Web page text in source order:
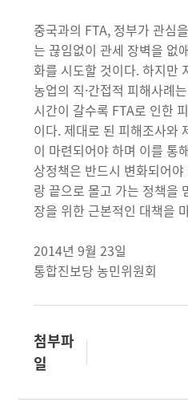
중국과의 FTA, 정부가 관심
는 끊임없이 관세 장벽을 없
화를 시도할 것이다. 하지만
농업의 직·간접적 피해사례
시간이 갈수록 FTA로 인한
이다. 제대로 된 피해조사와
이 마련되어야 하며 이를 통
상정책은 반드시 변화되어
랑 끝으로 몰고 가는 정책을
장을 위한 근본적인 대책을
2014년 9월 23일
통합진보당 농민위원회
첨부파
일